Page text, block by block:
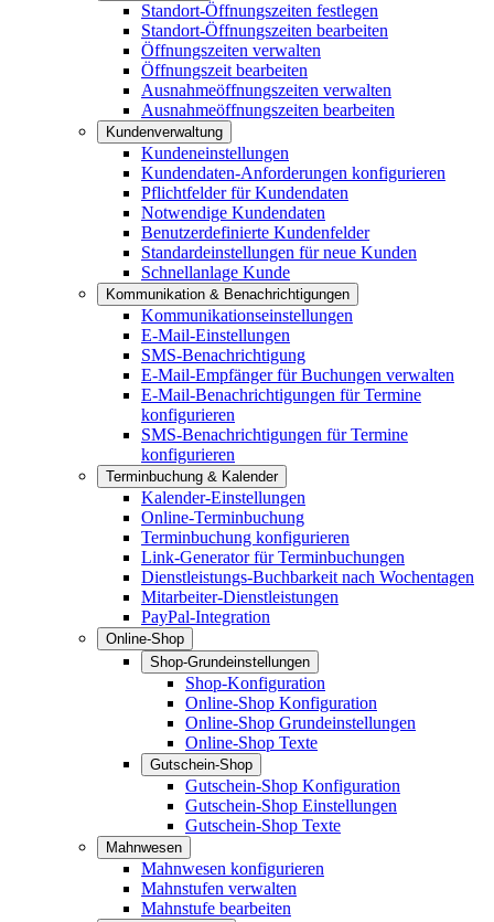
Standort-Öffnungszeiten festlegen
Standort-Öffnungszeiten bearbeiten
Öffnungszeiten verwalten
Öffnungszeit bearbeiten
Ausnahmeöffnungszeiten verwalten
Ausnahmeöffnungszeiten bearbeiten
Kundenverwaltung
Kundeneinstellungen
Kundendaten-Anforderungen konfigurieren
Pflichtfelder für Kundendaten
Notwendige Kundendaten
Benutzerdefinierte Kundenfelder
Standardeinstellungen für neue Kunden
Schnellanlage Kunde
Kommunikation & Benachrichtigungen
Kommunikationseinstellungen
E-Mail-Einstellungen
SMS-Benachrichtigung
E-Mail-Empfänger für Buchungen verwalten
E-Mail-Benachrichtigungen für Termine
konfigurieren
SMS-Benachrichtigungen für Termine
konfigurieren
Terminbuchung & Kalender
Kalender-Einstellungen
Online-Terminbuchung
Terminbuchung konfigurieren
Link-Generator für Terminbuchungen
Dienstleistungs-Buchbarkeit nach Wochentagen
Mitarbeiter-Dienstleistungen
PayPal-Integration
Online-Shop
Shop-Grundeinstellungen
Shop-Konfiguration
Online-Shop Konfiguration
Online-Shop Grundeinstellungen
Online-Shop Texte
Gutschein-Shop
Gutschein-Shop Konfiguration
Gutschein-Shop Einstellungen
Gutschein-Shop Texte
Mahnwesen
Mahnwesen konfigurieren
Mahnstufen verwalten
Mahnstufe bearbeiten